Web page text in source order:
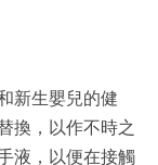
新生嬰兒的健
換，以作不時之
液，以便在接觸